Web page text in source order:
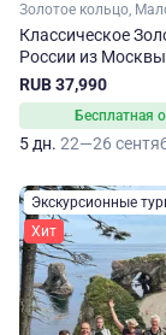
Классическое
России из
Сергиева Посада
Владимира
RUB 37,990
Бесплатная
5 дн. 22—26
Экскурсионные
Хит